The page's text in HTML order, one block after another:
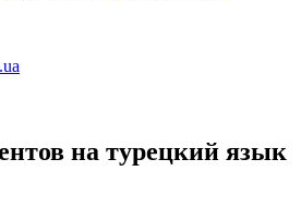
на турецкий язык